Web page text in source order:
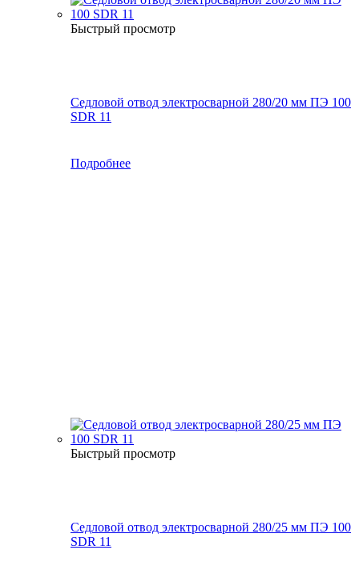
Быстрый просмотр
Седловой отвод электросварной 280/20 мм ПЭ 100
SDR 11
Подробнее
Быстрый просмотр
Седловой отвод электросварной 280/25 мм ПЭ 100
SDR 11